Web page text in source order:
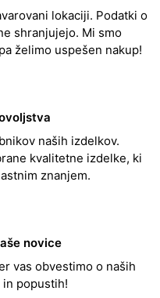
lokaciji. Podatki o
shranjujejo. Mi smo
želimo uspešen nakup!
naših izdelkov.
kvalitetne izdelke, ki
znanjem.
novice
vas obvestimo o naših
popustih!